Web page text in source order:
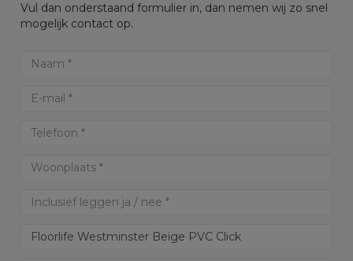
Vul dan onderstaand formulier in, dan nemen wij zo snel
mogelijk contact op.